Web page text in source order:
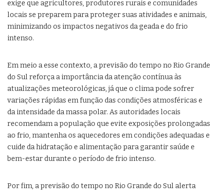
exige que agricultores, produtores rurais e comunidades
locais se preparem para proteger suas atividades e animais,
minimizando os impactos negativos da geada e do frio
intenso.
Em meio a esse contexto, a previsão do tempo no Rio Grande
do Sul reforça a importância da atenção contínua às
atualizações meteorológicas, já que o clima pode sofrer
variações rápidas em função das condições atmosféricas e
da intensidade da massa polar. As autoridades locais
recomendam a população que evite exposições prolongadas
ao frio, mantenha os aquecedores em condições adequadas e
cuide da hidratação e alimentação para garantir saúde e
bem-estar durante o período de frio intenso.
Por fim, a previsão do tempo no Rio Grande do Sul alerta